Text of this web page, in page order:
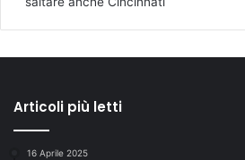
Articoli più letti
16 Aprile 2025